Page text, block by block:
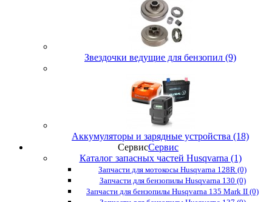
Звездочки ведущие для бензопил (9)
Аккумуляторы и зарядные устройства (18)
СервисСервис
Каталог запасных частей Husqvarna (1)
Запчасти для мотокосы Husqvarna 128R (0)
Запчасти для бензопилы Husqvarna 130 (0)
Запчасти для бензопилы Husqvarna 135 Mark II (0)